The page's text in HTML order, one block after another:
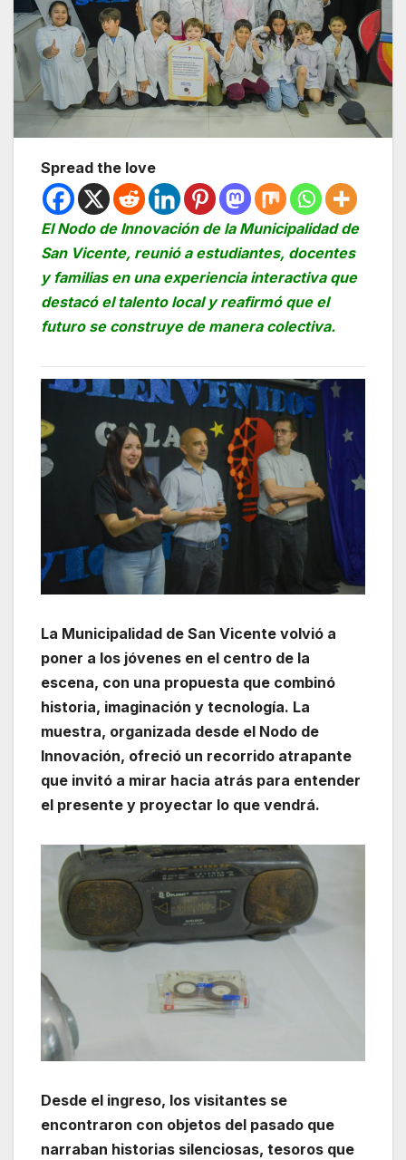
Spread the love
El Nodo de Innovación de la Municipalidad de
San Vicente, reunió a estudiantes, docentes
y familias en una experiencia interactiva que
destacó el talento local y reafirmó que el
futuro se construye de manera colectiva.
La Municipalidad de San Vicente volvió a
poner a los jóvenes en el centro de la
escena, con una propuesta que combinó
historia, imaginación y tecnología. La
muestra, organizada desde el Nodo de
Innovación, ofreció un recorrido atrapante
que invitó a mirar hacia atrás para entender
el presente y proyectar lo que vendrá.
Desde el ingreso, los visitantes se
encontraron con objetos del pasado que
narraban historias silenciosas, tesoros que